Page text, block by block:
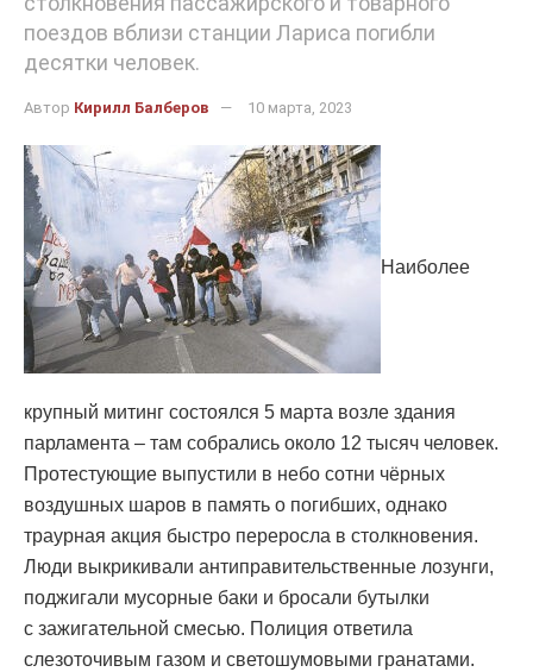
поездов вблизи станции Лариса погибли
десятки человек.
Автор Кирилл Балберов 10 марта, 2023
Наиболее
крупный митинг состоялся 5 марта возле здания
парламента – там собрались около 12 тысяч человек.
Протестующие выпустили в небо сотни чёрных
воздушных шаров в память о погибших, однако
траурная акция быстро переросла в столкновения.
Люди выкрикивали антиправительственные лозунги,
поджигали мусорные баки и бросали бутылки
с зажигательной смесью. Полиция ответила
слезоточивым газом и светошумовыми гранатами.